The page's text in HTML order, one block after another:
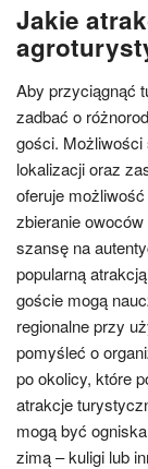
Jakie
Aby przyciągnąć
zadbać o
gości. Możliwości
lokalizacji oraz
oferuje
zbieranie
szansę na
popularną
goście mogą
regionalne przy
pomyśleć o
po okolicy, które
atrakcje
mogą być
zimą – kuligi lub